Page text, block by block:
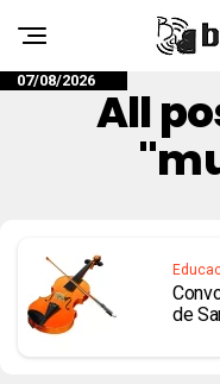
07/08/2026
All
de